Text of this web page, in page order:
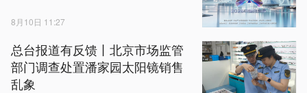
8月10日 11:27
总台报道有反馈丨北京市场监管
部门调查处置潘家园太阳镜销售
乱象